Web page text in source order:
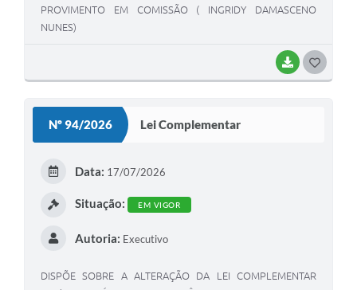
BAIXAR
PROVIMENTO EM COMISSÃO ( INGRIDY DAMASCENO
NUNES)
Nº 94/2026 Lei Complementar
Data: 17/07/2026
Situação: EM VIGOR
Autoria: Executivo
DISPÕE SOBRE A ALTERAÇÃO DA LEI COMPLEMENTAR